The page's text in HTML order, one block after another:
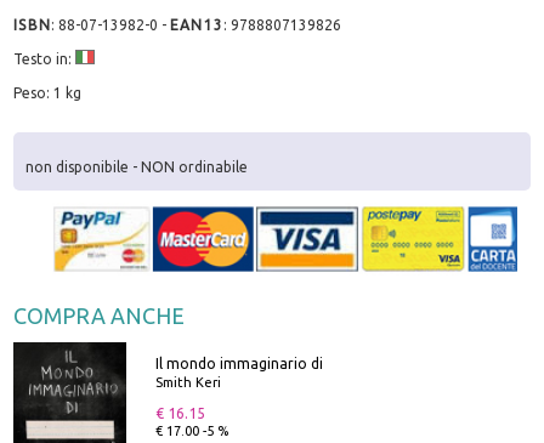
ISBN:88-07-13982-0 - EAN13 :9788807139826
Testo in:
Peso: 1 kg
non disponibile - NON ordinabile
COMPRA ANCHE
Il mondo immaginario di
Smith Keri
€ 16.15
€ 17.00 -5 %